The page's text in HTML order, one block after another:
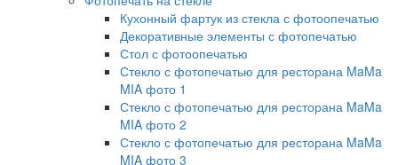
Кухонный фартук из стекла с фотоопечатью
Декоративные элементы с фотопечатью
Стол с фотоопечатью
Стекло с фотопечатью для ресторана MaMa
MIA фото 1
Стекло с фотопечатью для ресторана MaMa
MIA фото 2
Стекло с фотопечатью для ресторана MaMa
MIA фото 3